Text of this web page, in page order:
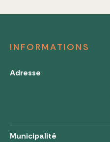
INFORMATIONS
Adresse
Municipalité